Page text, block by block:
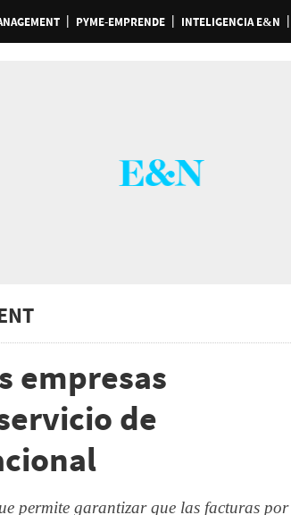
PYME-EMPRENDE INTELIGENCIA E&N
empresas
de
permite garantizar que las facturas por